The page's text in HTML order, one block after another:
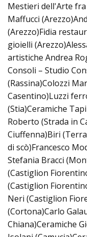
Mestieri dell'Arte
Maffucci
(Arezzo)Fidia
gioielli
artistiche Andrea
Consoli – Studio
(Rassina)Colozzi
Casentino)Luzzi
(Stia)Ceramiche
Roberto (Strada in
Ciuffenna)Biri
di scò)Francesco
Stefania Bracci
(Castiglion
(Castiglion
Neri (Castiglion
(Cortona)Carlo
Chiana)Ceramiche